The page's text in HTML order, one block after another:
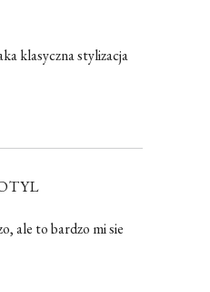
klasyczna stylizacja
ale to bardzo mi sie